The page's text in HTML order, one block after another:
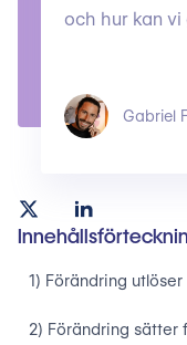
och hur kan
Gabriel
‍1) Förändring
‍2) Förändring sätter